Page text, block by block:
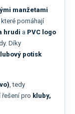
manžetami
které pomáhají
hrudi a PVC logo
Díky
potisk
, tedy
pro kluby,